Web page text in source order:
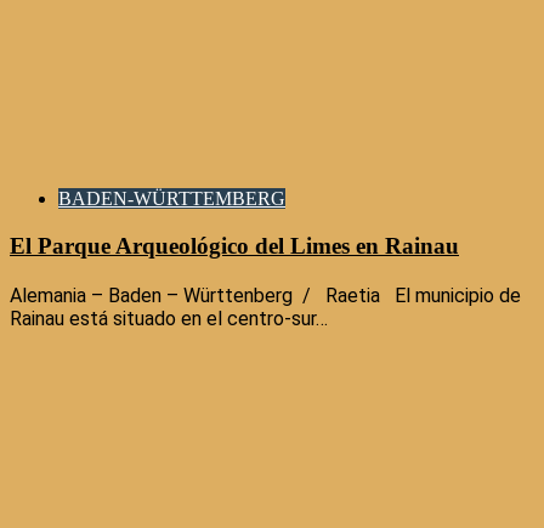
BADEN-WÜRTTEMBERG
El Parque Arqueológico del Limes en Rainau
Alemania – Baden – Württenberg / Raetia El municipio de
Rainau está situado en el centro-sur…